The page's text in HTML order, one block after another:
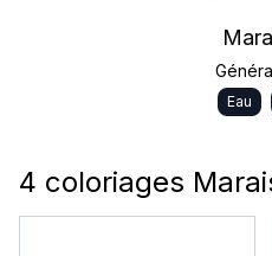
Eau
4 coloriages